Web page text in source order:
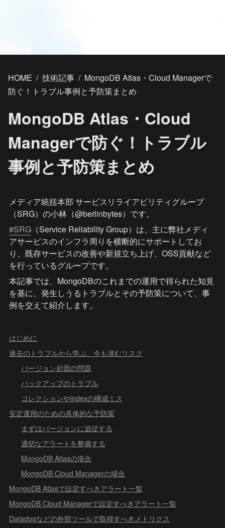
HOME / 技術記事 / MongoDB Atlas・Cloud Managerで
防ぐ！トラブル事例と予防策まとめ
MongoDB Atlas・Cloud
Managerで防ぐ！トラブル
事例と予防策まとめ
メディア統括本部 サービスリライアビリティグループ
（SRG）の小林（@berlinbytes）です。
#SRG （Service Reliability Group）は、主に弊社メディ
アサービスのインフラ周りを横断的にサポートしてお
り、既存サービスの改善や新規立ち上げ、OSS貢献など
を行っているグループです。
本記事では、MongoDBのこれまでの運用で得られた知見
を基に、発生しうるトラブルとその予防策について、事
例を交えて紹介します。
はじめに
過去のトラブルから学ぶ、今も潜むリスク
バージョン起因の問題
バックアップのトラブル
コレクションやindexの構成ミス
安定運用のための具体的な予防策
まずはバージョンに追従する
適切なアラートを整備する
MongoDB Atlasの場合
MongoDB Cloud Managerの場合
MongoDB Atlasで設定すべきアラート一覧
MongoDB Cloud Managerで設定すべきアラート一覧
Datadogなどの外部ツールで取得すべきメトリクス